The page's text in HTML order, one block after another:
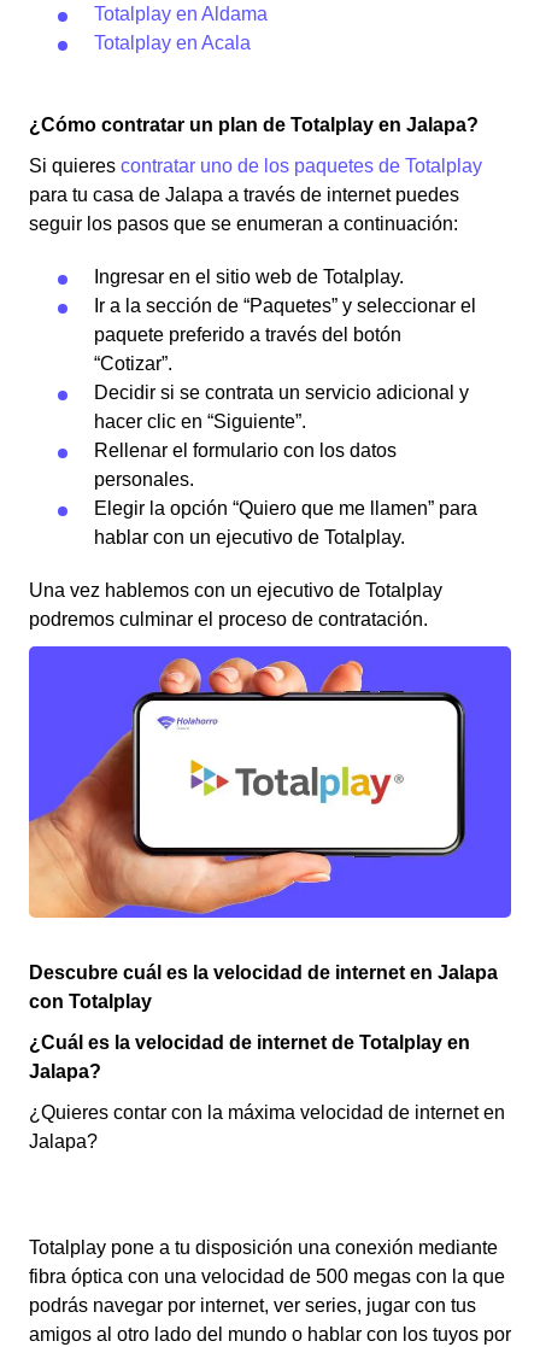
Totalplay en Aldama
Totalplay en Acala
¿Cómo contratar un plan de Totalplay en Jalapa?
Si quieres contratar uno de los paquetes de Totalplay
para tu casa de Jalapa a través de internet puedes
seguir los pasos que se enumeran a continuación:
Ingresar en el sitio web de Totalplay.
Ir a la sección de “Paquetes” y seleccionar el
paquete preferido a través del botón
“Cotizar”.
Decidir si se contrata un servicio adicional y
hacer clic en “Siguiente”.
Rellenar el formulario con los datos
personales.
Elegir la opción “Quiero que me llamen” para
hablar con un ejecutivo de Totalplay.
Una vez hablemos con un ejecutivo de Totalplay
podremos culminar el proceso de contratación.
Descubre cuál es la velocidad de internet en Jalapa
con Totalplay
¿Cuál es la velocidad de internet de Totalplay en
Jalapa?
¿Quieres contar con la máxima velocidad de internet en
Jalapa?
Totalplay pone a tu disposición una conexión mediante
fibra óptica con una velocidad de 500 megas con la que
podrás navegar por internet, ver series, jugar con tus
amigos al otro lado del mundo o hablar con los tuyos por